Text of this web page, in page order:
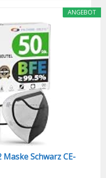
ANGEBOT
Schwarz CE-